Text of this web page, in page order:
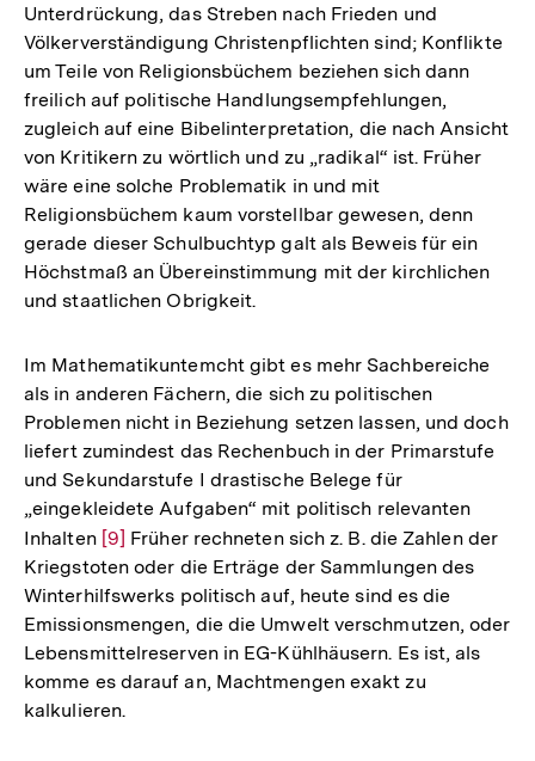
Unterdrückung, das Streben nach Frieden und
Völkerverständigung Christenpflichten sind; Konflikte
um Teile von Religionsbüchem beziehen sich dann
freilich auf politische Handlungsempfehlungen,
zugleich auf eine Bibelinterpretation, die nach Ansicht
von Kritikern zu wörtlich und zu „radikal“ ist. Früher
wäre eine solche Problematik in und mit
Religionsbüchem kaum vorstellbar gewesen, denn
gerade dieser Schulbuchtyp galt als Beweis für ein
Höchstmaß an Übereinstimmung mit der kirchlichen
und staatlichen Obrigkeit.
Im Mathematikuntemcht gibt es mehr Sachbereiche
als in anderen Fächern, die sich zu politischen
Problemen nicht in Beziehung setzen lassen, und doch
liefert zumindest das Rechenbuch in der Primarstufe
und Sekundarstufe I drastische Belege für
„eingekleidete Aufgaben“ mit politisch relevanten
Inhalten Zur
Auflösung
der
Fußnote
[9] Früher rechneten sich z. B. die Zahlen der
Kriegstoten oder die Erträge der Sammlungen des
Winterhilfswerks politisch auf, heute sind es die
Emissionsmengen, die die Umwelt verschmutzen, oder
Lebensmittelreserven in EG-Kühlhäusern. Es ist, als
komme es darauf an, Machtmengen exakt zu
kalkulieren.